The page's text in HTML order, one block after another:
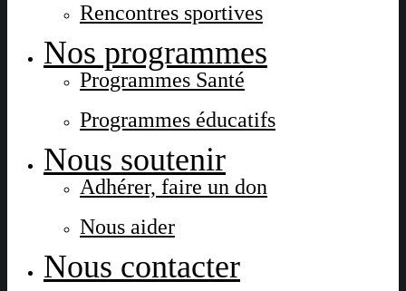
Rencontres sportives
Nos programmes
Programmes Santé
Programmes éducatifs
Nous soutenir
Adhérer, faire un don
Nous aider
Nous contacter